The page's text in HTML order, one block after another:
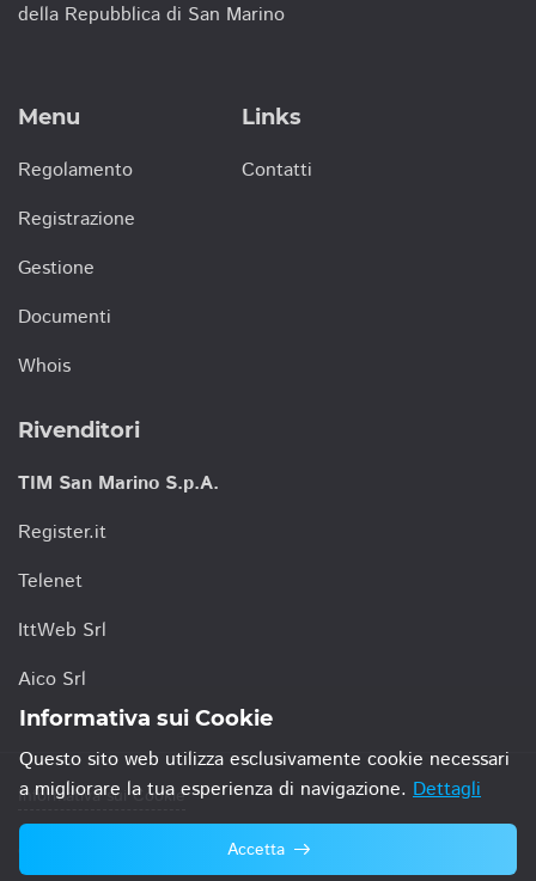
della Repubblica di San Marino
Menu
Regolamento
Registrazione
Gestione
Documenti
Whois
Links
Contatti
Rivenditori
TIM San Marino S.p.A.
Register.it
Telenet
IttWeb Srl
Aico Srl
Informativa sui Cookie
© 2021 TIM San Marino S.p.A.
Informativa sui Cookie
Questo sito web utilizza esclusivamente cookie necessari
a migliorare la tua esperienza di navigazione. Dettagli
Accetta